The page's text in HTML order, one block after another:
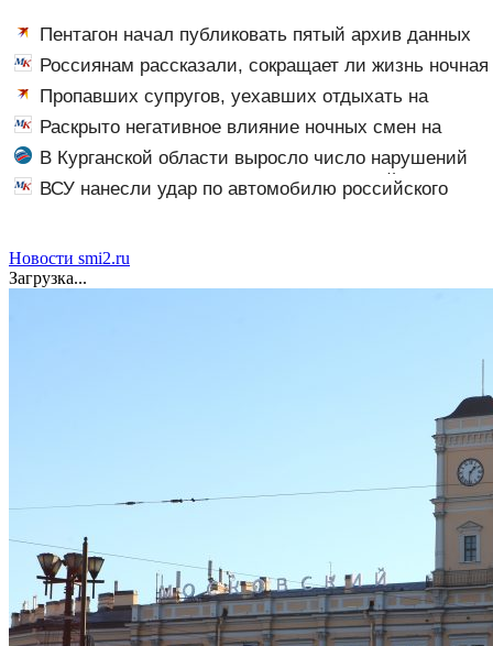
Пентагон начал публиковать пятый архив данных
об НЛО
Россиянам рассказали, сокращает ли жизнь ночная
работа
Пропавших супругов, уехавших отдыхать на
природу, нашли мертвыми на заднем сиденье
автомобиля
Раскрыто негативное влияние ночных смен на
организм человека
В Курганской области выросло число нарушений
ПДД среди несовершеннолетних водителей
ВСУ нанесли удар по автомобилю российского
Новости smi2.ru
Загрузка...